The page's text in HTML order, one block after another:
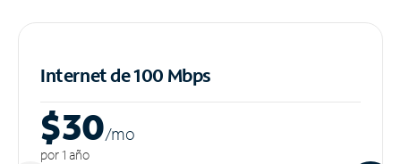
Internet de 100 Mbps
$30/mo
por 1 año